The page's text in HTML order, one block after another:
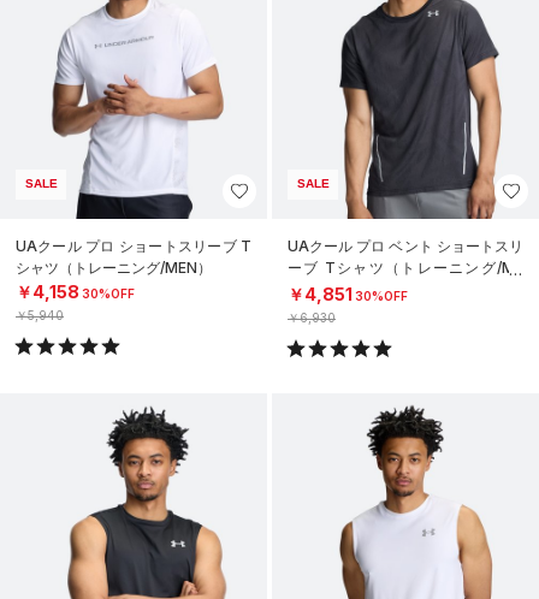
SALE
UAクール プロ ショートスリーブ T
シャツ（トレーニング/MEN）
￥4,158 30%OFF
￥5,940
SALE
UAクール プロ ベント ショートスリ
ーブ Tシャツ（トレーニング/ME
N）
￥4,851 30%OFF
￥6,930